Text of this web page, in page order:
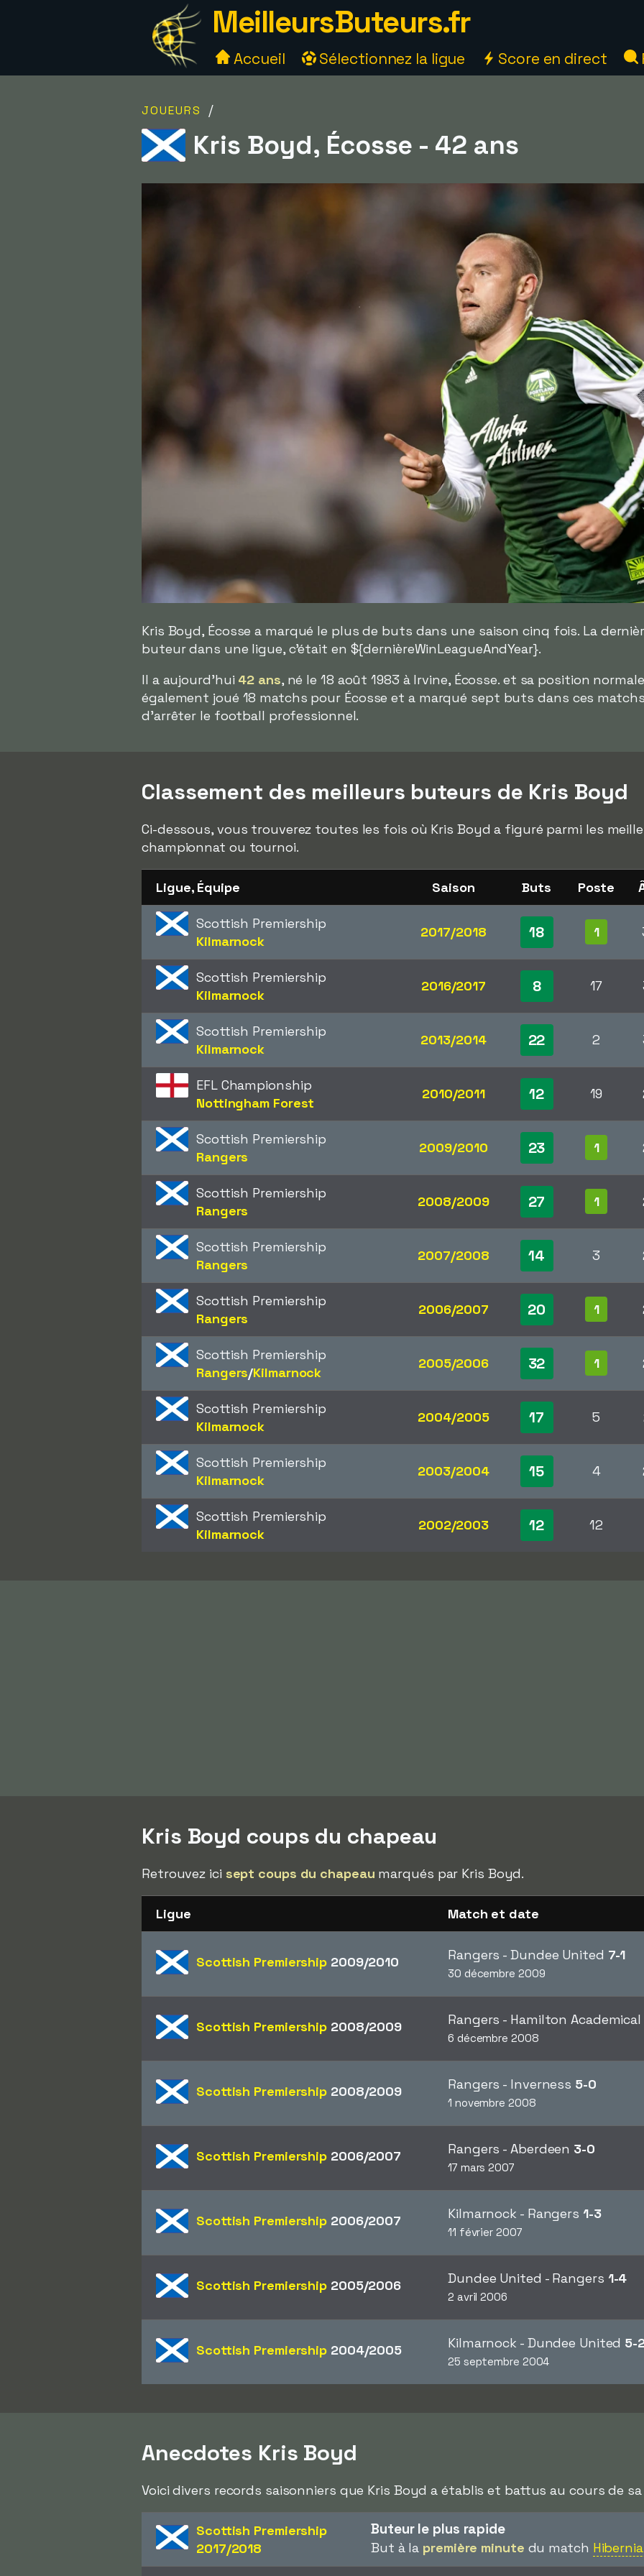
MeilleursButeurs.fr
Accueil Sélectionnez la ligue Score en direct
JOUEURS /
Kris Boyd, Écosse - 42 ans
Kris Boyd, Écosse a marqué le plus de buts dans une saison cinq fois. La
buteur dans une ligue, c'était en ${dernièreWinLeagueAndYear}.
Il a aujourd'hui 42 ans, né le 18 août 1983 à Irvine, Écosse. et sa position
également joué 18 matchs pour Écosse et a marqué sept buts dans ces
d'arrêter le football professionnel.
Classement des meilleurs buteurs de Kris Boyd
Ci-dessous, vous trouverez toutes les fois où Kris Boyd a figuré parmi les
championnat ou tournoi.
Ligue, Équipe Saison Buts Poste
Scottish Premiership
Kilmarnock
2017/2018 18 1
Scottish Premiership
Kilmarnock
2016/2017 8 17
Scottish Premiership
Kilmarnock
2013/2014 22 2
EFL Championship
Nottingham Forest
2010/2011 12 19
Scottish Premiership
Rangers
2009/2010 23 1
Scottish Premiership
Rangers
2008/2009 27 1
Scottish Premiership
Rangers
2007/2008 14 3
Scottish Premiership
Rangers
2006/2007 20 1
Scottish Premiership
Rangers/​Kilmarnock
2005/2006 32 1
Scottish Premiership
Kilmarnock
2004/2005 17 5
Scottish Premiership
Kilmarnock
2003/2004 15 4
Scottish Premiership
Kilmarnock
2002/2003 12 12
Kris Boyd coups du chapeau
Retrouvez ici sept coups du chapeau marqués par Kris Boyd.
Ligue Match et date
Scottish Premiership 2009/2010 Rangers - Dundee United 7-1
30 décembre 2009
Scottish Premiership 2008/2009 Rangers - Hamilton Academical
6 décembre 2008
Scottish Premiership 2008/2009 Rangers - Inverness 5-0
1 novembre 2008
Scottish Premiership 2006/2007 Rangers - Aberdeen 3-0
17 mars 2007
Scottish Premiership 2006/2007 Kilmarnock - Rangers 1-3
11 février 2007
Scottish Premiership 2005/2006 Dundee United - Rangers 1-4
2 avril 2006
Scottish Premiership 2004/2005 Kilmarnock - Dundee United 5-
25 septembre 2004
Anecdotes Kris Boyd
Voici divers records saisonniers que Kris Boyd a établis et battus au cours de sa
Scottish Premiership
2017/2018
Buteur le plus rapide
But à la première minute du match